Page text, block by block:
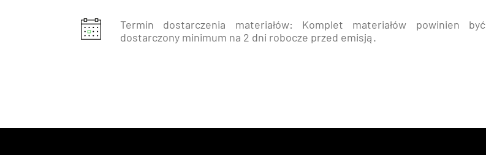
Termin dostarczenia materiałów: Komplet materiałów powinien być
dostarczony minimum na 2 dni robocze przed emisją.